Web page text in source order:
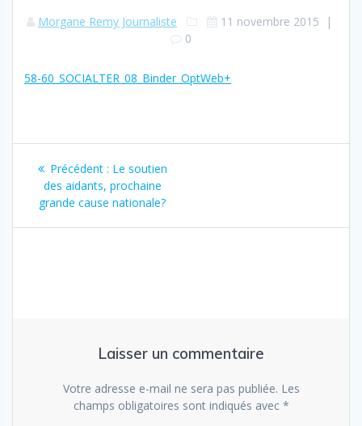
Morgane Remy Journaliste 11 novembre 2015 |
0
58-60_SOCIALTER_08_Binder_OptWeb+
Navigation
l’article
Précédent : Article
précédent
:
Le soutien
des aidants, prochaine
grande cause nationale?
Laisser un commentaire
Votre adresse e-mail ne sera pas publiée. Les
champs obligatoires sont indiqués avec *